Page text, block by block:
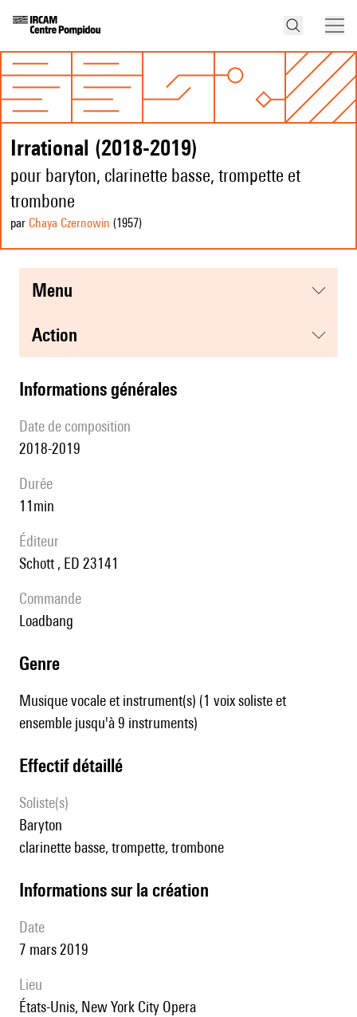
Irrational (2018-2019)
pour baryton, clarinette basse, trompette et
trombone
par Chaya Czernowin (1957)
menu
action
informations générales
date de composition
2018-2019
durée
11min
éditeur
Schott , ED 23141
Commande
Loadbang
genre
Musique vocale et instrument(s) (1 voix soliste et
ensemble jusqu'à 9 instruments)
effectif détaillé
Soliste(s)
baryton
clarinette basse, trompette, trombone
informations sur la création
date
7 mars 2019
lieu
États-Unis, New York City Opera